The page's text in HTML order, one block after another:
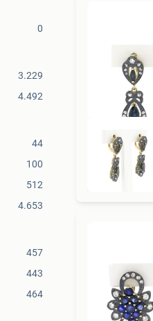
0
3.229
4.492
44
100
512
4.653
457
443
464